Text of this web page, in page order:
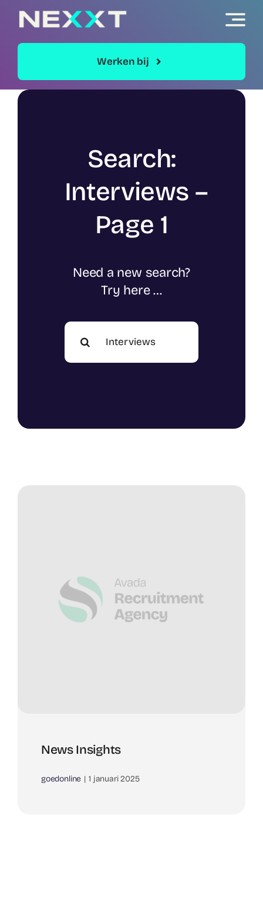
content
Werken bij
Search:
Interviews –
Page 1
Need a new search?
Try here …
Search
News Insights
goedonline | 1 januari 2025